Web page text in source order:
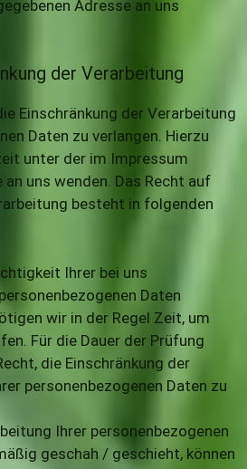
Adresse an uns
der Verarbeitung
Einschränkung der Verarbeitung
Daten zu verlangen. Hierzu
unter der im Impressum
uns wenden. Das Recht auf
besteht in folgenden
Ihrer bei uns
Daten
wir in der Regel Zeit, um
Für die Dauer der Prüfung
die Einschränkung der
personenbezogenen Daten zu
Ihrer personenbezogenen
geschah / geschieht, können